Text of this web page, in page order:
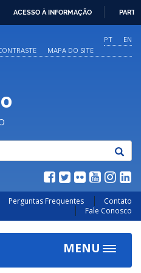
O
CONTEÚDO
ACESSO À INFORMAÇÃO
PT
EN
MAPA DO SITE
Perguntas Frequentes
Contato
Fale Conosco
MENU
Toggle